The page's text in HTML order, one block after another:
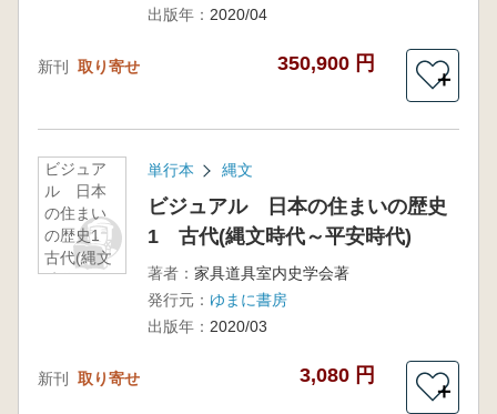
出版年： 2020/04
新刊 取り寄せ 350,900 円
＋
ビジュア
ル 日本
の住まい
の歴史1
古代(縄文
時代～平
単行本 縄文
ビジュアル 日本の住まいの歴史
1 古代(縄文時代～平安時代)
著者： 家具道具室内史学会著
発行元： ゆまに書房
出版年： 2020/03
新刊 取り寄せ 3,080 円
＋